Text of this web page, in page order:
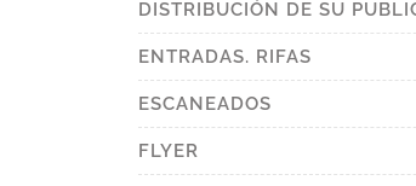
DISTRIBUCIÓN DE SU
ENTRADAS. RIFAS
ESCANEADOS
FLYER